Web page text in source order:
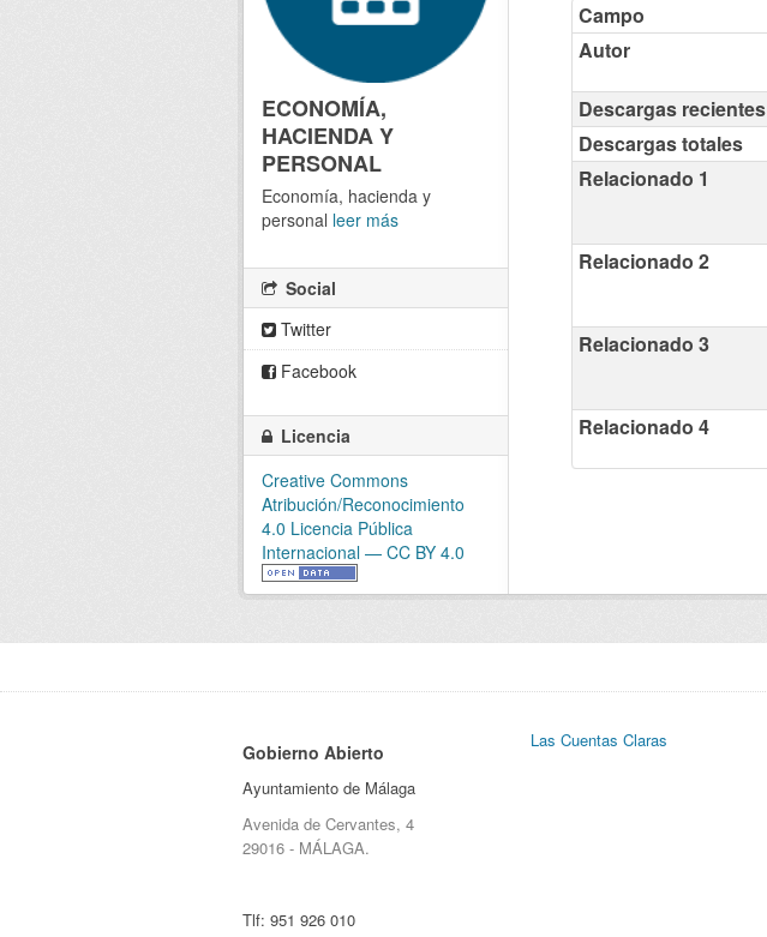
Campo
Autor
Descargas recientes
Descargas totales
Relacionado 1
Relacionado 2
Relacionado 3
Relacionado 4
ECONOMÍA,
HACIENDA Y
PERSONAL
Economía, hacienda y
personal leer más
Social
Twitter
Facebook
Licencia
Creative Commons
Atribución/Reconocimiento
4.0 Licencia Pública
Internacional — CC BY 4.0
Gobierno Abierto
Ayuntamiento de Málaga
Avenida de Cervantes, 4
29016 - MÁLAGA.
Tlf: 951 926 010
Las Cuentas Claras